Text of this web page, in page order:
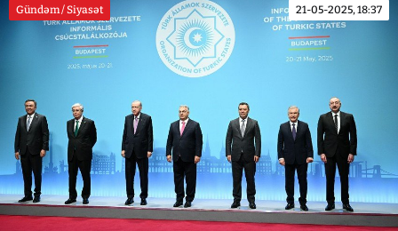
Gündəm / Siyasət 21-05-2025, 18:37